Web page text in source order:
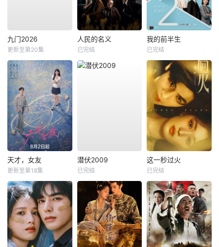
九门2026
更新至第20集
人民的名义
已完结
我的前半生
已完结
天才，女友
更新至第18集
潜伏2009
已完结
这一秒过火
已完结